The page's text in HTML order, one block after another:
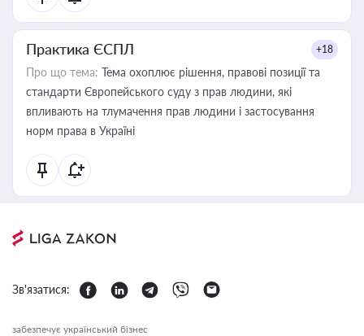
Практика ЄСПЛ +18
Про що тема: Тема охоплює рішення, правові позиції та
стандарти Європейського суду з прав людини, які
впливають на тлумачення прав людини і застосування
норм права в Україні
Зв'язатися:
забезпечує український бізнес